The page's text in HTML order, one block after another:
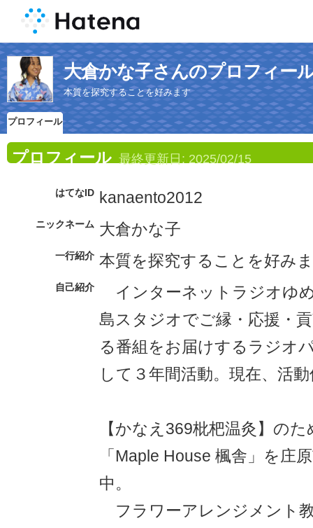
大倉かな子さんのプロフィー
本質を探究することを好みます
プロフィール
プロフィール 最終更新日: 2025/02/15
はてなID kanaento2012
ニックネーム 大倉かな子
一行紹介 本質を探究することを好み
自己紹介
インターネットラジオゆ
島スタジオでご縁・応援・
る番組をお届けするラジオ
して３年間活動。現在、活
【かなえ369枇杷温灸】の
「Maple House 楓舎」を庄
中。
フラワーアレンジメント